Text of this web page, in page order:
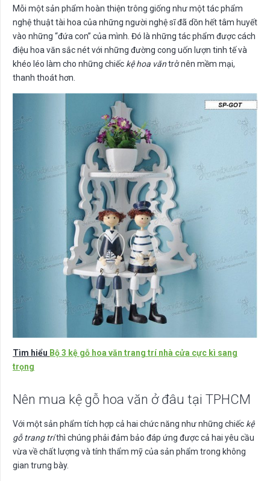
Mỗi một sản phẩm hoàn thiện trông giống như một tác phẩm
nghệ thuật tài hoa của những người nghệ sĩ đã dồn hết tâm huyết
vào những “đứa con” của mình. Đó là những tác phẩm được cách
điệu hoa văn sắc nét với những đường cong uốn lượn tinh tế và
khéo léo làm cho những chiếc kệ hoa văntrở nên mềm mại,
thanh thoát hơn.
Tìm hiểu Bộ 3 kệ gỗ hoa văn trang trí nhà cửa cực kì sang
trọng
Nên mua kệ gỗ hoa văn ở đâu tại TPHCM
Với một sản phẩm tích hợp cả hai chức năng như những chiếc kệ
gỗ trang tríthì chúng phải đảm bảo đáp ứng được cả hai yêu cầu
vừa về chất lượng và tính thẩm mỹ của sản phẩm trong không
gian trưng bày.